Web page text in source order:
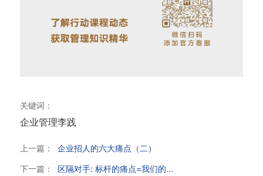
关键词：
企业管理李践
上一篇： 企业招人的六大痛点（二）
下一篇： 区隔对手: 标杆的痛点=我们的...